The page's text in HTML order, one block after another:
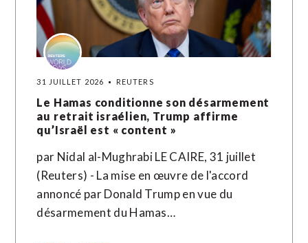
31 JUILLET 2026 REUTERS
Le Hamas conditionne son désarmement
au retrait israélien, Trump affirme
qu’Israël est « content »
par Nidal al-Mughrabi LE CAIRE, 31 juillet
(Reuters) - La mise en œuvre de l'accord
annoncé par Donald Trump en vue du
désarmement du Hamas…